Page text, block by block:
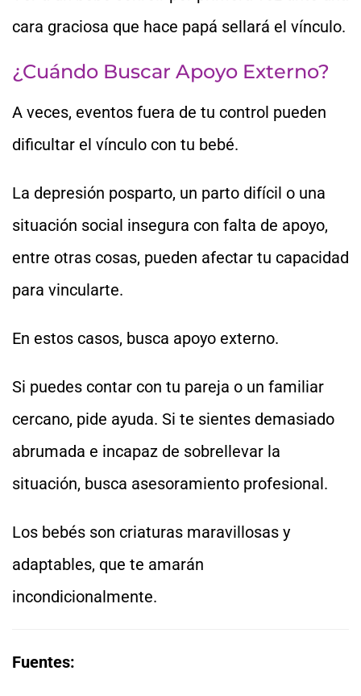
cara graciosa que hace papá sellará el vínculo.
¿Cuándo Buscar Apoyo Externo?
A veces, eventos fuera de tu control pueden
dificultar el vínculo con tu bebé.
La depresión posparto, un parto difícil o una
situación social insegura con falta de apoyo,
entre otras cosas, pueden afectar tu capacidad
para vincularte.
En estos casos, busca apoyo externo.
Si puedes contar con tu pareja o un familiar
cercano, pide ayuda. Si te sientes demasiado
abrumada e incapaz de sobrellevar la
situación, busca asesoramiento profesional.
Los bebés son criaturas maravillosas y
adaptables, que te amarán
incondicionalmente.
Fuentes: